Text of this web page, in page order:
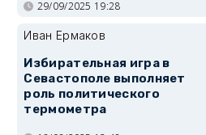
29/09/2025 19:28
Иван Ермаков
Избирательная игра в
Севастополе выполняет
роль политического
термометра